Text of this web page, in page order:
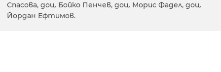
Спасова, доц. Бойко Пенчев, доц. Морис Фадел, доц.
Йордан Ефтимов.